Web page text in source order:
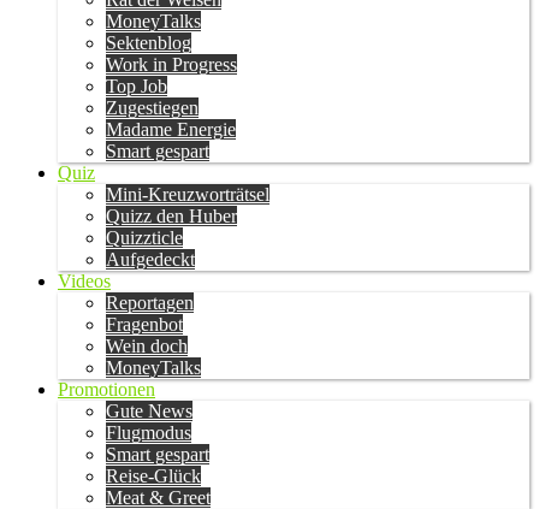
MoneyTalks
Sektenblog
Work in Progress
Top Job
Zugestiegen
Madame Energie
Smart gespart
Quiz
Mini-Kreuzworträtsel
Quizz den Huber
Quizzticle
Aufgedeckt
Videos
Reportagen
Fragenbot
Wein doch
MoneyTalks
Promotionen
Gute News
Flugmodus
Smart gespart
Reise-Glück
Meat & Greet